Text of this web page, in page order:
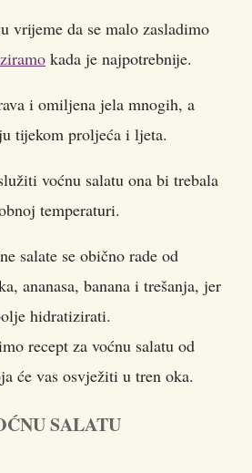
vrijeme da se malo zasladimo
kada je najpotrebnije.
i omiljena jela mnogih, a
tijekom proljeća i ljeta.
voćnu salatu ona bi trebala
temperaturi.
salate se obično rade od
ananasa, banana i trešanja, jer
hidratizirati.
recept za voćnu salatu od
će vas osvježiti u tren oka.
SALATU